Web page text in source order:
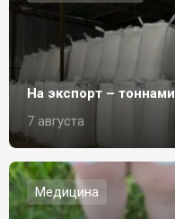
На экспорт – тоннами
7 августа
Медицина